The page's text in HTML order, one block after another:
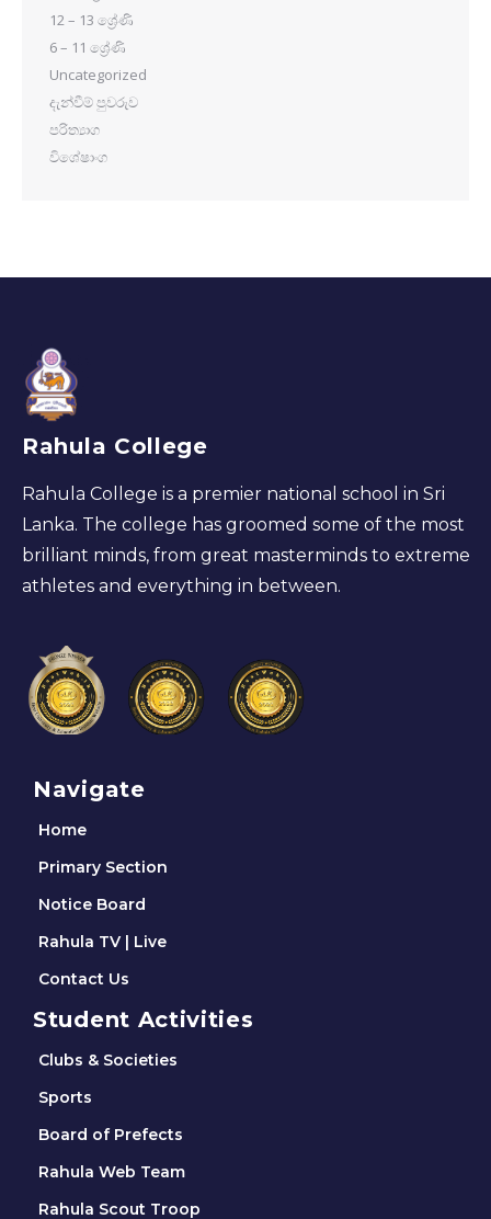
12 – 13 ශ්‍රේණි
6 – 11 ශ්‍රේණි
Uncategorized
දැන්වීම් පුවරුව
පරිත්‍යාග
විශේෂාංග
Rahula College
Rahula College is a premier national school in Sri
Lanka. The college has groomed some of the most
brilliant minds, from great masterminds to extreme
athletes and everything in between.
Navigate
Home
Primary Section
Notice Board
Rahula TV | Live
Contact Us
Student Activities
Clubs & Societies
Sports
Board of Prefects
Rahula Web Team
Rahula Scout Troop